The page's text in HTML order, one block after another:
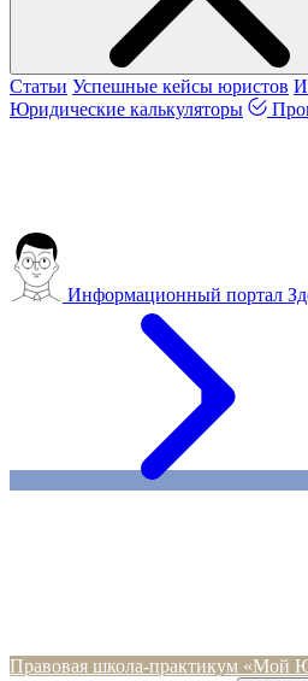
Статьи Успешные кейсы юристов
Юридические калькуляторы
Информационный портал
Правовая школа-практикум «Мой